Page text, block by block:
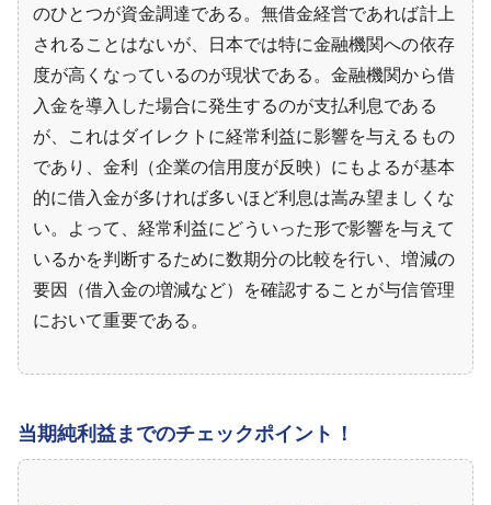
のひとつが資金調達である。無借金経営であれば計上
されることはないが、日本では特に金融機関への依存
度が高くなっているのが現状である。金融機関から借
入金を導入した場合に発生するのが支払利息である
が、これはダイレクトに経常利益に影響を与えるもの
であり、金利（企業の信用度が反映）にもよるが基本
的に借入金が多ければ多いほど利息は嵩み望ましくな
い。よって、経常利益にどういった形で影響を与えて
いるかを判断するために数期分の比較を行い、増減の
要因（借入金の増減など）を確認することが与信管理
において重要である。
当期純利益までのチェックポイント！